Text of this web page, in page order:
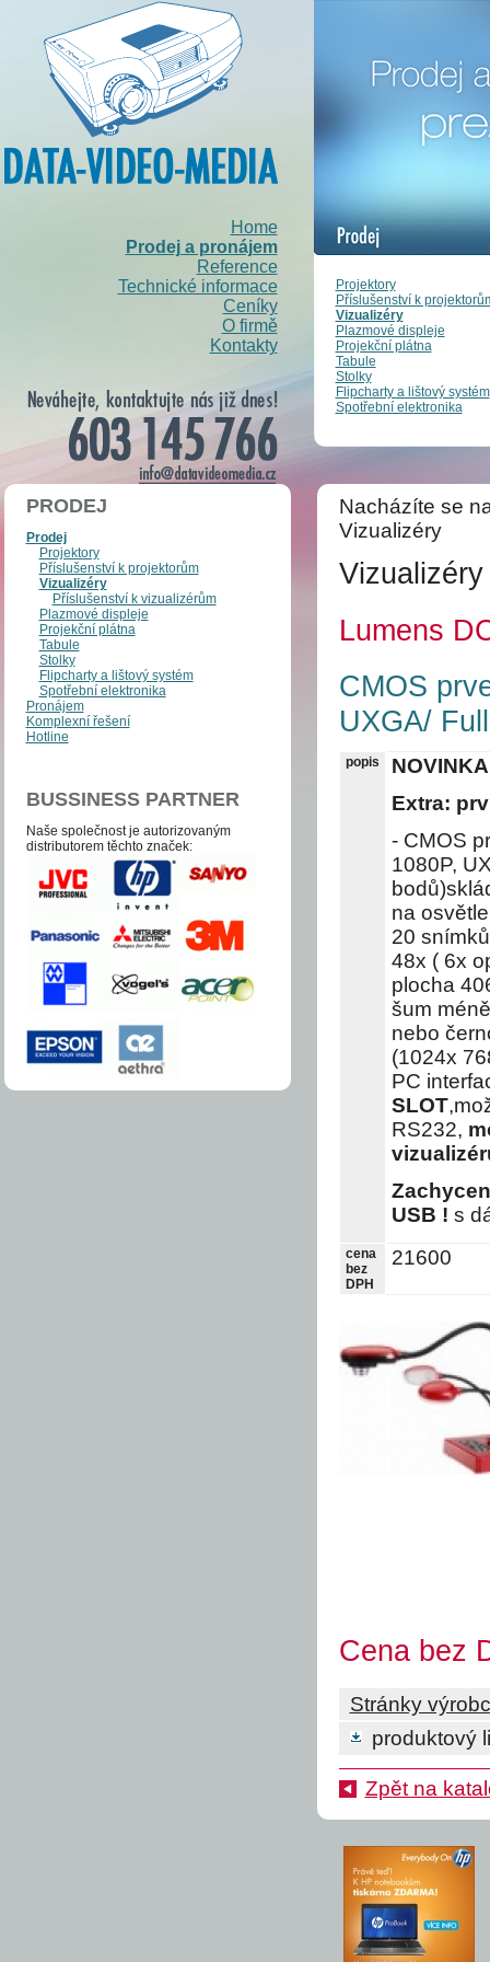
Home
Prodej a pronájem
Reference
Technické informace
Ceníky
O firmě
Kontakty
Projektory
Příslušenství k
Vizualizéry
Plazmové displeje
Projekční plátna
Tabule
Stolky
Flipcharty a lištový systém
Spotřební elektronika
PRODEJ
Prodej
Projektory
Příslušenství k projektorům
Vizualizéry
Příslušenství k vizualizérům
Plazmové displeje
Projekční plátna
Tabule
Stolky
Flipcharty a lištový systém
Spotřební elektronika
Pronájem
Komplexní řešení
Hotline
BUSSINESS PARTNER
Naše společnost je auto­­ri­zo­va­ným
distri­bu­to­­rem těchto zna­ček:
Nacházíte se
Vizualizéry
Vizualizéry
Lumens
CMOS
UXGA/
popis
Extra:
- CMOS
1080P,
na
20
48x ( 6x
plocha
šum
nebo
(1024x
PC
SLOT
RS232,
USB ! s
cena
bez
DPH
21600
Cena bez
Stránky
produktový
Zpět na